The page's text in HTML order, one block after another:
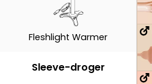
Fleshlight Warmer
Sleeve-droger